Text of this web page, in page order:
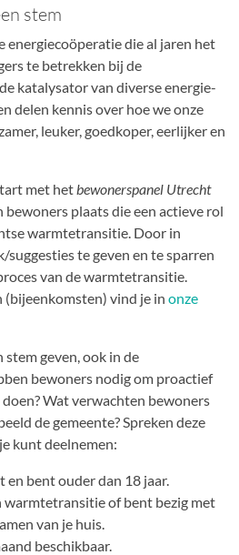
stem
energiecoöperatie die al jaren het
te betrekken bij de
katalysator van diverse energie-
delen kennis over hoe we onze
leuker, goedkoper, eerlijker en
met hetbewonerspanel Utrecht
bewoners plaats die een actieve rol
warmtetransitie. Door in
suggesties te geven en te sparren
van de warmtetransitie.
vind je in onze
geven, ook in de
bewoners nodig om proactief
Wat verwachten bewoners
de gemeente? Spreken deze
kunt deelnemen:
en bent ouder dan 18 jaar.
warmtetransitie of bent bezig met
van je huis.
beschikbaar.